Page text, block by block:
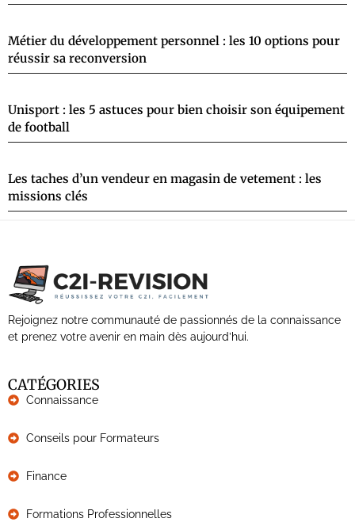
Métier du développement personnel : les 10 options pour
réussir sa reconversion
Unisport : les 5 astuces pour bien choisir son équipement
de football
Les taches d’un vendeur en magasin de vetement : les
missions clés
Rejoignez notre communauté de passionnés de la connaissance
et prenez votre avenir en main dès aujourd’hui.
CATÉGORIES
Connaissance
Conseils pour Formateurs
Finance
Formations Professionnelles